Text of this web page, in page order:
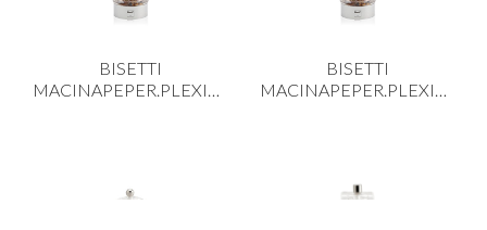
BISETTI
MACINAPEPER.PLEXIG.18
BISETTI
MACINAPEPER.PLEXIG.25